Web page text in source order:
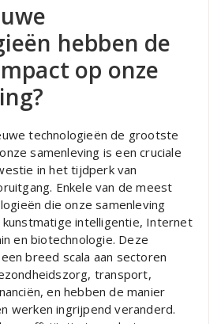
hebben de
op onze
technologieën de grootste
samenleving is een cruciale
in het tijdperk van
Enkele van de meest
die onze samenleving
intelligentie, Internet
en biotechnologie. Deze
breed scala aan sectoren
transport,
en hebben de manier
werken ingrijpend veranderd.